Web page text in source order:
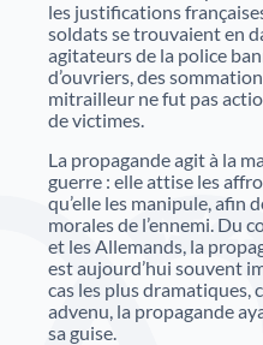
les justifications
soldats se trouvaient en
agitateurs de la police
d’ouvriers, des
mitrailleur ne fut pas
de victimes.
La propagande agit à la
guerre : elle attise les
qu’elle les manipule, afin
morales de l’ennemi. Du
et les Allemands, la
est aujourd’hui souvent
cas les plus dramatiques,
advenu, la propagande
sa guise.